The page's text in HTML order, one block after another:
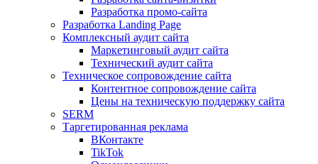
Разработка промо-сайта
Разработка Landing Page
Комплексный аудит сайта
Маркетинговый аудит сайта
Технический аудит сайта
Техническое сопровождение сайта
Контентное сопровождение сайта
Цены на техническую поддержку сайта
SERM
Таргетированная реклама
ВКонтакте
TikTok